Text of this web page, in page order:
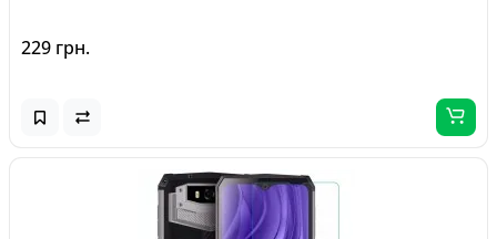
229 грн.